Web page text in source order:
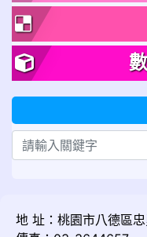
地 址：桃園市八德區